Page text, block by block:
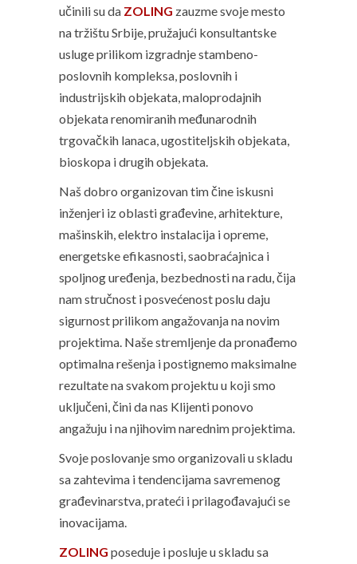
učinili su da ZOLING zauzme svoje mesto
na tržištu Srbije, pružajući konsultantske
usluge prilikom izgradnje stambeno-
poslovnih kompleksa, poslovnih i
industrijskih objekata, maloprodajnih
objekata renomiranih međunarodnih
trgovačkih lanaca, ugostiteljskih objekata,
bioskopa i drugih objekata.
Naš dobro organizovan tim čine iskusni
inženjeri iz oblasti građevine, arhitekture,
mašinskih, elektro instalacija i opreme,
energetske efikasnosti, saobraćajnica i
spoljnog uređenja, bezbednosti na radu, čija
nam stručnost i posvećenost poslu daju
sigurnost prilikom angažovanja na novim
projektima. Naše stremljenje da pronađemo
optimalna rešenja i postignemo maksimalne
rezultate na svakom projektu u koji smo
uključeni, čini da nas Klijenti ponovo
angažuju i na njihovim narednim projektima.
Svoje poslovanje smo organizovali u skladu
sa zahtevima i tendencijama savremenog
građevinarstva, prateći i prilagođavajući se
inovacijama.
ZOLING poseduje i posluje u skladu sa